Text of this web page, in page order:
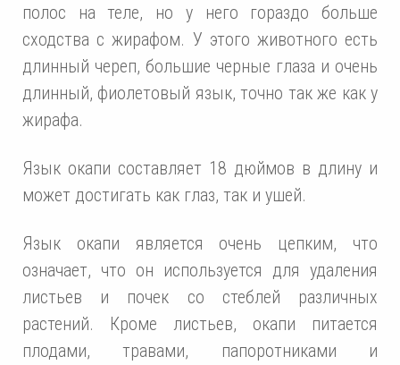
полос на теле, но у него гораздо больше
сходства с жирафом. У этого животного есть
длинный череп, большие черные глаза и очень
длинный, фиолетовый язык, точно так же как у
жирафа.
Язык окапи составляет 18 дюймов в длину и
может достигать как глаз, так и ушей.
Язык окапи является очень цепким, что
означает, что он используется для удаления
листьев и почек со стеблей различных
растений. Кроме листьев, окапи питается
плодами, травами, папоротниками и